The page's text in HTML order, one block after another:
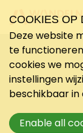
COOKIES OP
Deze website
te
cookies we
instellingen
beschikbaar in
Enable all